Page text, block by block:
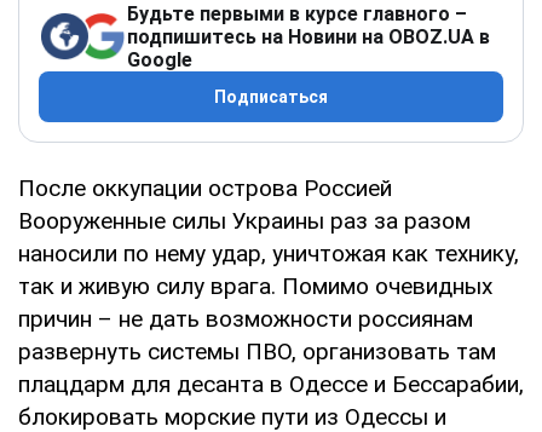
Будьте первыми в курсе главного –
подпишитесь на Новини на OBOZ.UA в
Google
Подписаться
После оккупации острова Россией
Вооруженные силы Украины раз за разом
наносили по нему удар, уничтожая как технику,
так и живую силу врага. Помимо очевидных
причин – не дать возможности россиянам
развернуть системы ПВО, организовать там
плацдарм для десанта в Одессе и Бессарабии,
блокировать морские пути из Одессы и